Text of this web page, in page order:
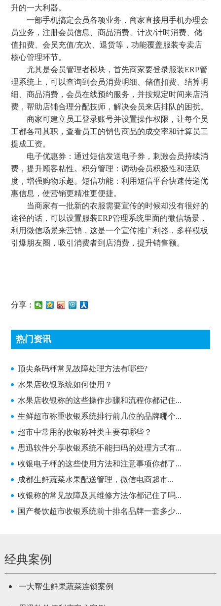
升的一大利器。
一部手机搞定会员各项业务，商家直接用手机办理会
员业务，注册会员信息、商品消费、计次/计时消费、储
值扣费、会员充值/充次、退货等，功能覆盖服装专卖店
核心管理环节。
尤其是会员管理者模块，首先商家要登录服装ERP管
理系统上，可以查询到会员消费明细、储值扣费、结算明
细、商品消费，会员在线预约服务，并按规定时间来店消
费，帮助店铺合理分配技师，解决会员来店排队的困扰。
商家可建立员工登录账号并设置操作权限，让每个员
工都各司其职，查看员工的销售商品的成交率和计算员工
提成工资。
电子优惠券：通过短信发送电子券，刺激会员持续消
费，提升顾客粘性。积分管理：调动会员积极性和活跃
度，增强购物乐趣。短信功能：利用短信平台快速传递优
惠信息，使营销更精准更便捷。
当商家有一批新的衣服需要宣传的时候却没有很好的
途径的话，可以设置服装ERP管理系统里面的微信场景，
利用微信场景来营销，这是一个宣传推广利器，多样模板
引爆朋友圈，吸引消费者到店消费，提升销售额。
分享：
热门资讯
顶尖条码秤常见故障处理方法有哪些?
顶尖条码秤常见故障处理方法有哪些?
水果店收银系统如何使用？
水果店收银称的这些操作步骤和流程你都记住...
生鲜超市称重收银系统排行前几位的品牌哪个...
超市中常用的收银称种类主要有哪些？
思迅软件分享收银系统不能扫码的处理方式有...
收银电子秤的这些使用方法和注意事项你都了...
成都生鲜蔬菜水果配送管理，微信电商超市...
收银称的常见故障及其维修方法你都记住了吗...
国产餐饮超市收银系统前十排名品牌一套多少...
经典案例
一大帮生鲜果蔬菜连锁案例